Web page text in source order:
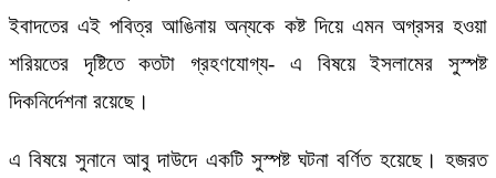
ইবাদতের এই পবিত্র আঙিনায় অন্যকে কষ্ট দিয়ে এমন অগ্রসর হওয়া
শরিয়তের দৃষ্টিতে কতটা গ্রহণযোগ্য- এ বিষয়ে ইসলামের সুস্পষ্ট
দিকনির্দেশনা রয়েছে।
এ বিষয়ে সুনানে আবু দাউদে একটি সুস্পষ্ট ঘটনা বর্ণিত হয়েছে। হজরত